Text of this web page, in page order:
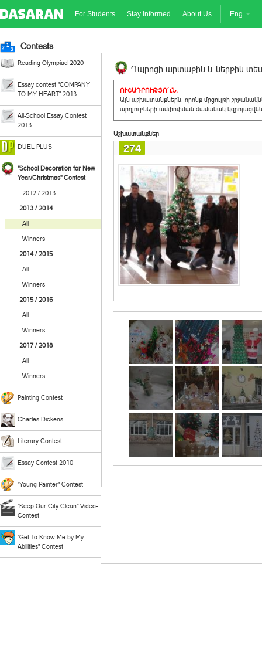
For Students Stay Informed About Us Eng
Contests
Reading Olympiad 2020
Essay contest "COMPANY
TO MY HEART" 2013
All-School Essay Contest
2013
DUEL PLUS
"School Decoration for New
Year/Christmas" Contest
2012 / 2013
2013 / 2014
All
Winners
2014 / 2015
All
Winners
2015 / 2016
All
Winners
2017 / 2018
All
Winners
Painting Contest
Charles Dickens
Literary Contest
Essay Contest 2010
"Young Painter" Contest
"Keep Our City Clean" Video-
Contest
"Get To Know Me by My
Abilities" Contest
Դպրոցի արտաքին և ներքին
ՈՒՇԱԴՐՈՒԹՅՈ´ւՆ.
Այն աշխատանքներն, որոնք մրցույթի
արդյուքների ամփոփման ժամանակ
Աշխատանքներ
274